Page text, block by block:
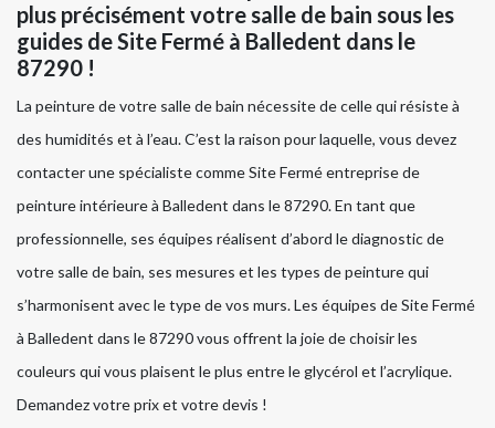
plus précisément votre salle de bain sous les
guides de Site Fermé à Balledent dans le
87290 !
La peinture de votre salle de bain nécessite de celle qui résiste à
des humidités et à l’eau. C’est la raison pour laquelle, vous devez
contacter une spécialiste comme Site Fermé entreprise de
peinture intérieure à Balledent dans le 87290. En tant que
professionnelle, ses équipes réalisent d’abord le diagnostic de
votre salle de bain, ses mesures et les types de peinture qui
s’harmonisent avec le type de vos murs. Les équipes de Site Fermé
à Balledent dans le 87290 vous offrent la joie de choisir les
couleurs qui vous plaisent le plus entre le glycérol et l’acrylique.
Demandez votre prix et votre devis !